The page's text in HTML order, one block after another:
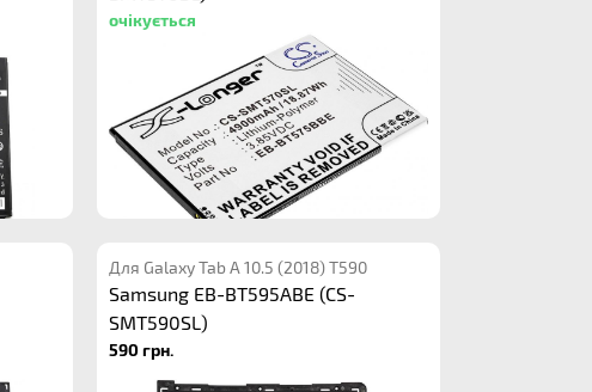
очікується
Для Galaxy Tab A 10.5 (2018) T590
Samsung EB-BT595ABE (CS-
SMT590SL)
590 грн.